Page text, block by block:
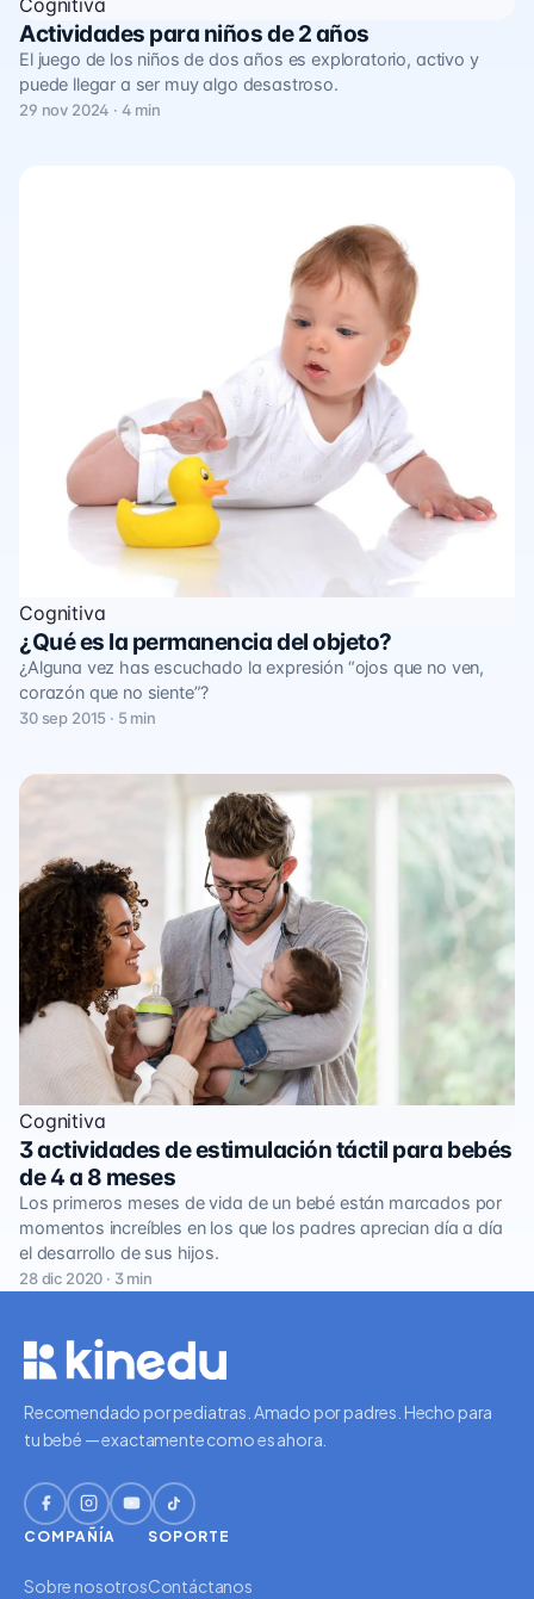
Actividades para niños de 2 años
El juego de los niños de dos años es exploratorio, activo y
puede llegar a ser muy algo desastroso.
29 nov 2024 · 4 min
Cognitiva
¿Qué es la permanencia del objeto?
¿Alguna vez has escuchado la expresión “ojos que no ven,
corazón que no siente”?
30 sep 2015 · 5 min
Cognitiva
3 actividades de estimulación táctil para bebés
de 4 a 8 meses
Los primeros meses de vida de un bebé están marcados por
momentos increíbles en los que los padres aprecian día a día
el desarrollo de sus hijos.
28 dic 2020 · 3 min
Recomendado por pediatras. Amado por padres. Hecho para
tu bebé — exactamente como es ahora.
COMPAÑÍA
Sobre nosotros
SOPORTE
Contáctanos